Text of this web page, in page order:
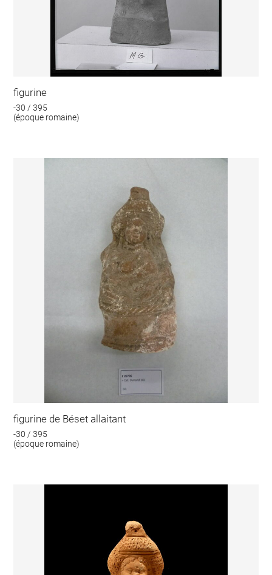
figurine
-30 / 395
(époque romaine)
figurine de Béset allaitant
-30 / 395
(époque romaine)